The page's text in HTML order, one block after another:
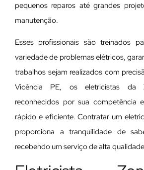
pequenos reparos até grandes
manutenção.
Esses profissionais são treinados
variedade de problemas elétricos,
trabalhos sejam realizados com
Vicência PE, os eletricistas da
reconhecidos por sua competência
rápido e eficiente. Contratar um
proporciona a tranquilidade de
recebendo um serviço de alta